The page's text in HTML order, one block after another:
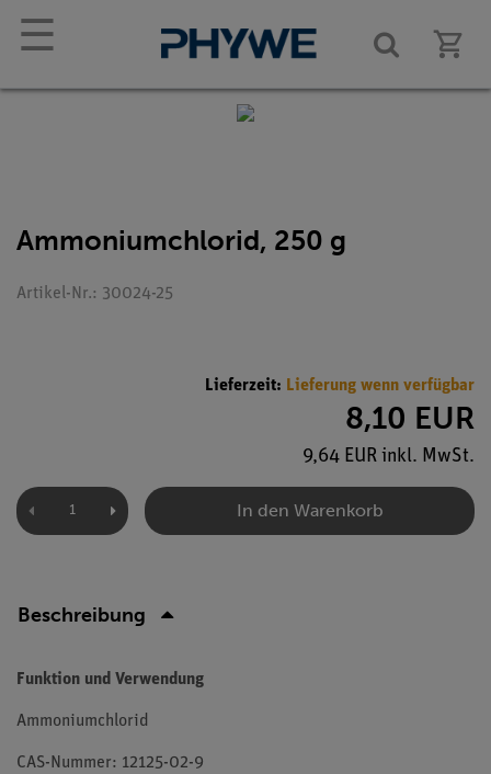
☰
Ammoniumchlorid, 250 g
Artikel-Nr.: 30024-25
Lieferzeit: Lieferung wenn verfügbar
8,10 EUR
9,64 EUR inkl. MwSt.
In den Warenkorb
Beschreibung
Funktion und Verwendung
Ammoniumchlorid
CAS-Nummer: 12125-02-9